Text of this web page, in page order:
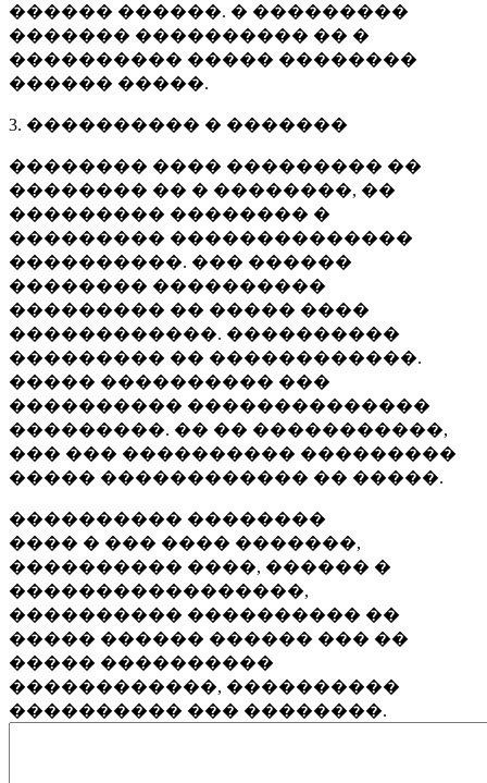
������ ������. � ���������
������� ���������� �� �
���������� ����� ��������
������ �����.
3. ���������� � �������
�������� ���� ��������� ��
�������� �� � ��������, ��
��������� �������� �
��������� ��������������
����������. ��� ������
�������� ����������
��������� �� ����� ����
������������. ����������
��������� �� ������������.
����� ���������� ���
���������� ��������������
���������. �� �� �����������,
��� ��� ���������� ���������
����� ������������ �� �����.
���������� ��������
���� � ��� ���� �������,
���������� ����, ������ �
�����������������,
���������� ���������� ��
����� ������ ������ ��� ��
����� ����������
������������, ����������
���������� ��� ��������.